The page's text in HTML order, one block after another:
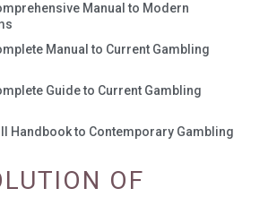
Manual to Modern
Manual to Current Gambling
Guide to Current Gambling
Handbook to Contemporary Gambling
OF